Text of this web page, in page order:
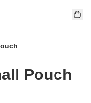
Pouch